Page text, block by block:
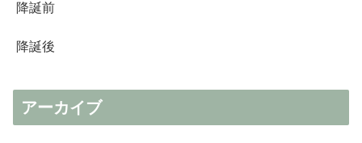
降誕前
降誕後
アーカイブ